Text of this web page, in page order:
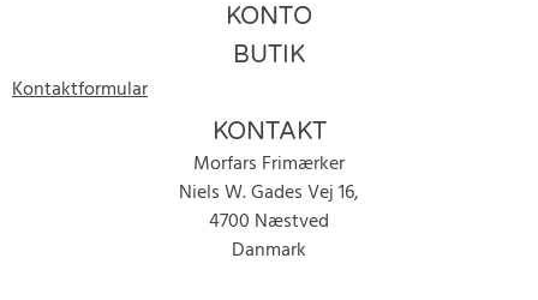
KONTO
BUTIK
Kontaktformular
KONTAKT
Morfars Frimærker
Niels W. Gades Vej 16,
4700 Næstved
Danmark